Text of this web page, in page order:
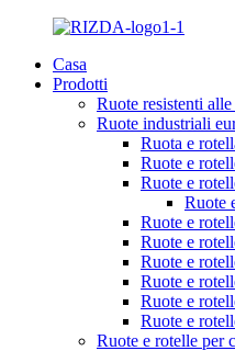
Casa
Prodotti
Ruote resistenti
Ruote industriali
Ruota e
Ruote e
Ruote e
Ruote
Ruote e
Ruote e
Ruote e
Ruote e
Ruote e
Ruote e
Ruote e rotelle per